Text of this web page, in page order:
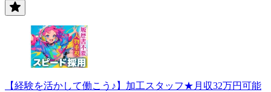
【経験を活かして働こう♪】加工スタッフ★月収32万円可能